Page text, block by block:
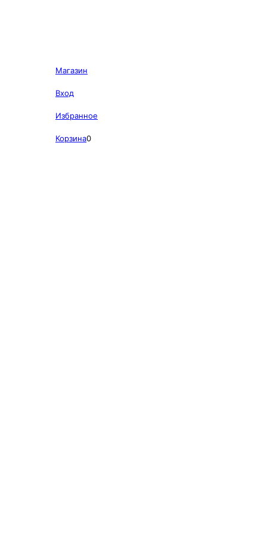
Магазин
Вход
Избранное
Корзина0